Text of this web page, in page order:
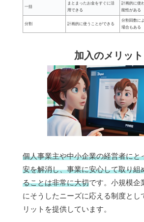
一括
まとまったお金をすぐに活
用できる
計画的に使
能性がある
分割 計画的に使うことができる
分割回数に
場合もある
加入のメリット
個人事業主や中小企業の経営者にと
安を解消し、事業に安心して取り組
ることは非常に大切です。小規模企
にそうしたニーズに応える制度とし
リットを提供しています。